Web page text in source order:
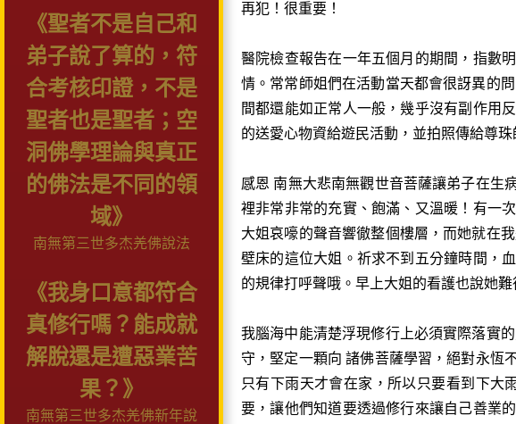
《聖者不是自己和
弟子說了算的，符
合考核印證，不是
聖者也是聖者；空
洞佛學理論與真正
的佛法是不同的領
域》
南無第三世多杰羌佛說法
《我身口意都符合
真修行嗎？能成就
解脫還是遭惡業苦
果？》
南無第三世多杰羌佛新年說
再犯！很重要！
醫院檢查報告在一年五個月的期間，指數
情。常常師姐們在活動當天都會很訝異的
間都還能如正常人一般，幾乎沒有副作用
的送愛心物資給遊民活動，並拍照傳給尊
感恩 南無大悲南無觀世音菩薩讓弟子在生
裡非常非常的充實、飽滿、又溫暖！有一
大姐哀嚎的聲音響徹整個樓層，而她就在
壁床的這位大姐。祈求不到五分鐘時間，
的規律打呼聲哦。早上大姐的看護也說她難
我腦海中能清楚浮現修行上必須實際落實的
守，堅定一顆向 諸佛菩薩學習，絕對永恆
只有下雨天才會在家，所以只要看到下大
要，讓他們知道要透過修行來讓自己善業